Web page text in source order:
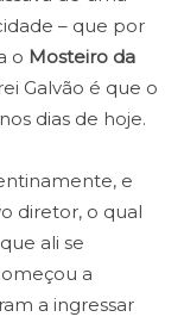
– que por
o Mosteiro da
Galvão é que o
dias de hoje.
e
diretor, o qual
ali se
a
a ingressar